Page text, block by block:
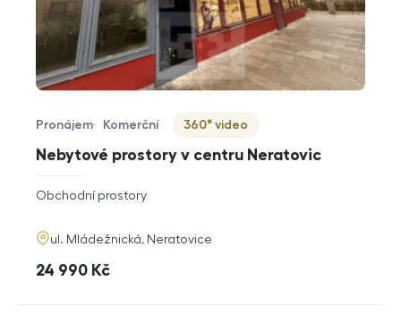
Nebytové prostory v centru Neratovic
Typ nabídky
Pronájem
Typ nemovitosti
Komerční
Virtuální prohlídka
360° video
rozměry
dispozice
Obchodní prostory
adresa
ul. Mládežnická, Neratovice
cena
24 990 Kč